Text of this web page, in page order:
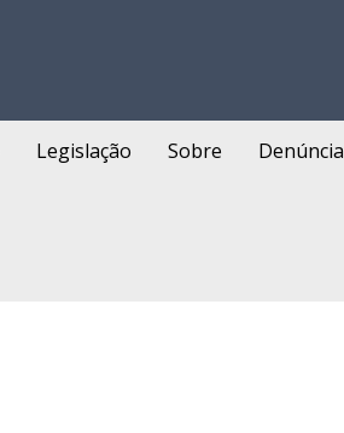
Legislação Sobre Denúncia